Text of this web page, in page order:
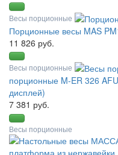
Весы порционные
Порционные весы MAS
11 826 руб.
Весы порционные
порционные M-ER 326
дисплей)
7 381 руб.
Весы порционные